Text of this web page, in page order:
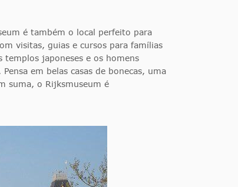
é também o local perfeito para
visitas, guias e cursos para famílias
japoneses e os homens
em belas casas de bonecas, uma
suma, o Rijksmuseum é